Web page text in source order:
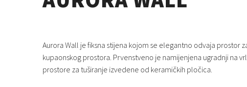
Aurora Wall je fiksna stijena kojom se elegantno odvaja prostor
kupaonskog prostora. Prvenstveno je namijenjena ugradnji na
prostore za tuširanje izvedene od keramičkih pločica.